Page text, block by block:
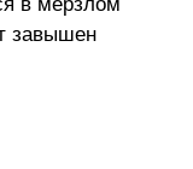
в мёрзлом
завышен